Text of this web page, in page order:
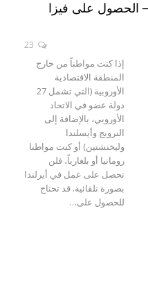
الحصول على فيزا
إذا كنت مواطناً من خارج
المنطقة الاقتصادية
الأوروبية (التي تشمل 27
دولة عضو في الاتحاد
الأوروبي، بالإضافة إلى
النرويج وأيسلندا
وليخنشتين) أو كنت مواطنا
رومانيا أو بلغارياً، فلن
تحصل على عمل في أيرلندا
بصورة تلقائية. قد تحتاج
للحصول على…